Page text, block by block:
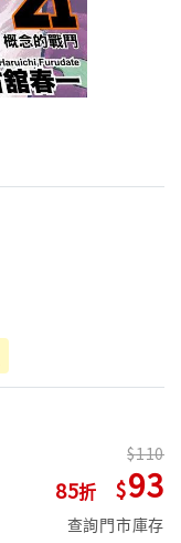
85
110
93
查詢門市庫存